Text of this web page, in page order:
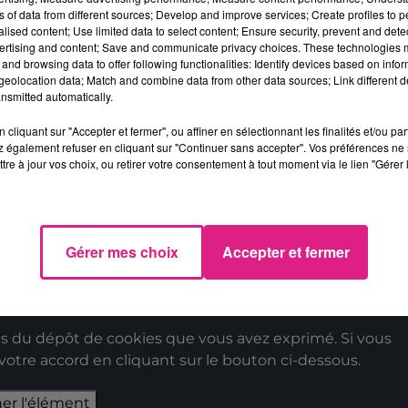
Canet. L’acteur/réalisateur sera auKinépolis
l’avant-première de son film « Lui ». Un
Efira, Matthieu Kassovitz et Laetitia
de quitter femme et enfants, pense
et des visiteurs bien décidés à ne
D!RECT FM et quand le « Top » sera
dépôt de cookies que vous avez exprimé. Si vous
accord en cliquant sur le bouton ci-dessous.
l'élément
of data from different sources; Develop and improve services; Create profiles to
content; Use limited data to select content; Ensure security, prevent and
and content; Save and communicate privacy choices. These technologies
browsing data to offer following functionalities: Identify devices based on
data; Match and combine data from other data sources; Link different
automatically.
cliquant sur "Accepter et fermer", ou affiner en sélectionnant les finalités et/ou
également refuser en cliquant sur "Continuer sans accepter". Vos préférences
à jour vos choix, ou retirer votre consentement à tout moment via le lien
Gérer mes choix Accepter et fermer